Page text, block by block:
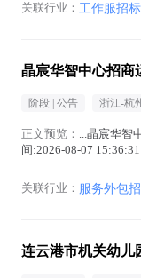
关联行业： 工作服招标
晶宸华智中心招商
阶段 | 公告 浙江-杭
正文预览： ...晶宸华智
间:2026-08-07
关联行业： 服务外包
连云港市机关幼儿